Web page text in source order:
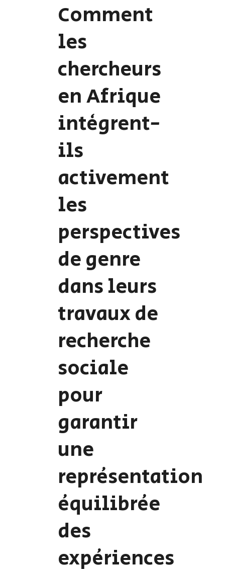
Comment
les
chercheurs
en Afrique
intègrent-
ils
activement
les
perspectives
de genre
dans leurs
travaux de
recherche
sociale
pour
garantir
une
représentation
équilibrée
des
expériences